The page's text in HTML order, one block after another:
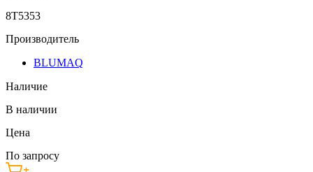
8T5353
Производитель
BLUMAQ
Наличие
В наличии
Цена
По запросу